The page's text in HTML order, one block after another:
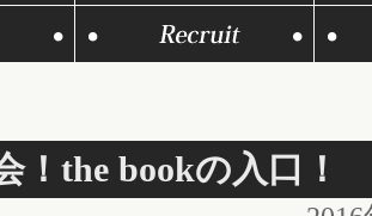
！the bookの入口！